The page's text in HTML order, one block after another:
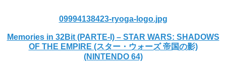
09994138423-ryoga-logo.jpg
Memories in 32Bit (PARTE-I) – STAR WARS: SHADOWS
OF THE EMPIRE (スター・ウォーズ 帝国の影)
(NINTENDO 64)